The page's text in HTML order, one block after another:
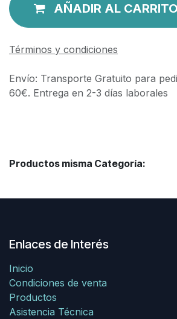
AÑADIR AL CARRITO
Términos y condiciones
Envío: Transporte Gratuito para
60€. Entrega en 2-3 días laborales
Productos misma Categoría:
Enlaces de Interés
Inicio
Condiciones de venta
Productos
Asistencia Técnica